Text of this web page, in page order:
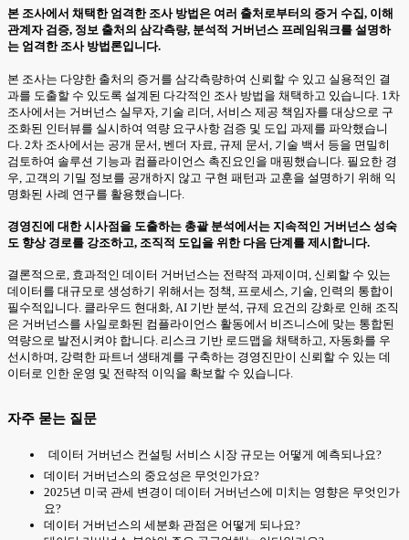
본 조사에서 채택한 엄격한 조사 방법은 여러 출처로부터의 증거 수집, 이해
관계자 검증, 정보 출처의 삼각측량, 분석적 거버넌스 프레임워크를 설명하
는 엄격한 조사 방법론입니다.
본 조사는 다양한 출처의 증거를 삼각측량하여 신뢰할 수 있고 실용적인 결
과를 도출할 수 있도록 설계된 다각적인 조사 방법을 채택하고 있습니다. 1차
조사에서는 거버넌스 실무자, 기술 리더, 서비스 제공 책임자를 대상으로 구
조화된 인터뷰를 실시하여 역량 요구사항 검증 및 도입 과제를 파악했습니
다. 2차 조사에서는 공개 문서, 벤더 자료, 규제 문서, 기술 백서 등을 면밀히
검토하여 솔루션 기능과 컴플라이언스 촉진요인을 매핑했습니다. 필요한 경
우, 고객의 기밀 정보를 공개하지 않고 구현 패턴과 교훈을 설명하기 위해 익
명화된 사례 연구를 활용했습니다.
경영진에 대한 시사점을 도출하는 총괄 분석에서는 지속적인 거버넌스 성숙
도 향상 경로를 강조하고, 조직적 도입을 위한 다음 단계를 제시합니다.
결론적으로, 효과적인 데이터 거버넌스는 전략적 과제이며, 신뢰할 수 있는
데이터를 대규모로 생성하기 위해서는 정책, 프로세스, 기술, 인력의 통합이
필수적입니다. 클라우드 현대화, AI 기반 분석, 규제 요건의 강화로 인해 조직
은 거버넌스를 사일로화된 컴플라이언스 활동에서 비즈니스에 맞는 통합된
역량으로 발전시켜야 합니다. 리스크 기반 로드맵을 채택하고, 자동화를 우
선시하며, 강력한 파트너 생태계를 구축하는 경영진만이 신뢰할 수 있는 데
이터로 인한 운영 및 전략적 이익을 확보할 수 있습니다.
자주 묻는 질문
데이터 거버넌스 컨설팅 서비스 시장 규모는 어떻게 예측되나요?
데이터 거버넌스의 중요성은 무엇인가요?
2025년 미국 관세 변경이 데이터 거버넌스에 미치는 영향은 무엇인가
요?
데이터 거버넌스의 세분화 관점은 어떻게 되나요?